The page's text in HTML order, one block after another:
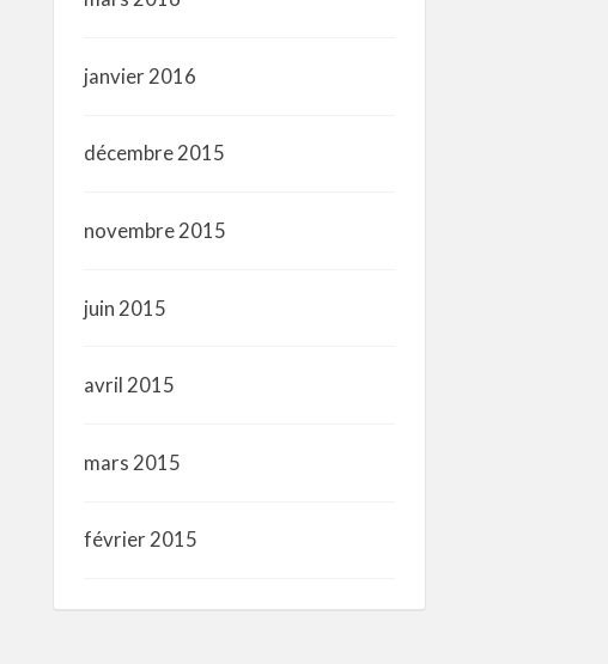
janvier 2016
décembre 2015
novembre 2015
juin 2015
avril 2015
mars 2015
février 2015